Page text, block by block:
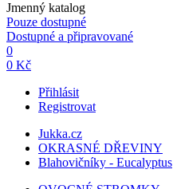
Jmenný katalog
Pouze dostupné
Dostupné a připravované
0
0 Kč
Přihlásit
Registrovat
Jukka.cz
OKRASNÉ DŘEVINY
Blahovičníky - Eucalyptus